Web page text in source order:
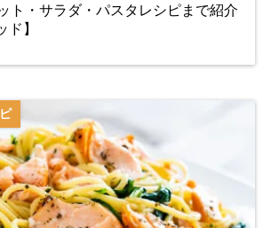
ト・サラダ・パスタレシピまで紹介
ド】